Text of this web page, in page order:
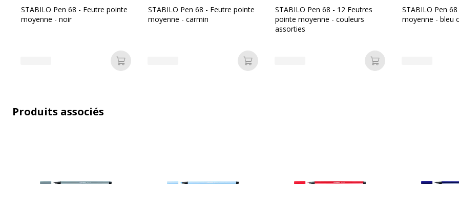
Informations sur les services
Informations sur les services
L'image du produit peut être d'une
Données d'identification
Données
Marque
STABILO Pen 68 - Feutre pointe
moyenne - noir
Ajouter au panier
STABILO Pen 68 - Feutre pointe
moyenne - carmin
Ajouter au panier
STABILO Pen 68 - 12 Feutres
pointe moyenne - couleurs
assorties
Ajouter au panier
STABILO Pen
moyenne - bleu
Produits associés